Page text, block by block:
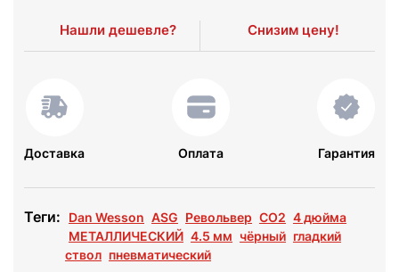
Нашли дешевле? Снизим цену!
Доставка Оплата Гарантия
Теги: Dan Wesson ASG Револьвер СО2 4 дюйма
МЕТАЛЛИЧЕСКИЙ 4.5 мм чёрный гладкий
ствол пневматический